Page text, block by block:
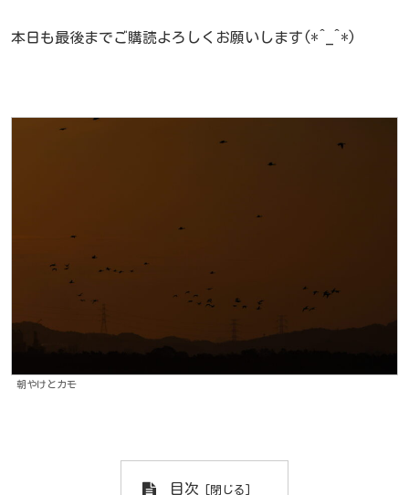
本日も最後までご購読よろしくお願いします(*^_^*)
朝やけとカモ
目次